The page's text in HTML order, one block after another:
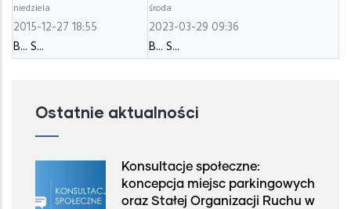
niedziela
2015-12-27 18:55
B... S...
środa
2023-03-29 09:36
B... S...
Ostatnie aktualności
Konsultacje społeczne:
koncepcja miejsc parkingowych
oraz Stałej Organizacji Ruchu w